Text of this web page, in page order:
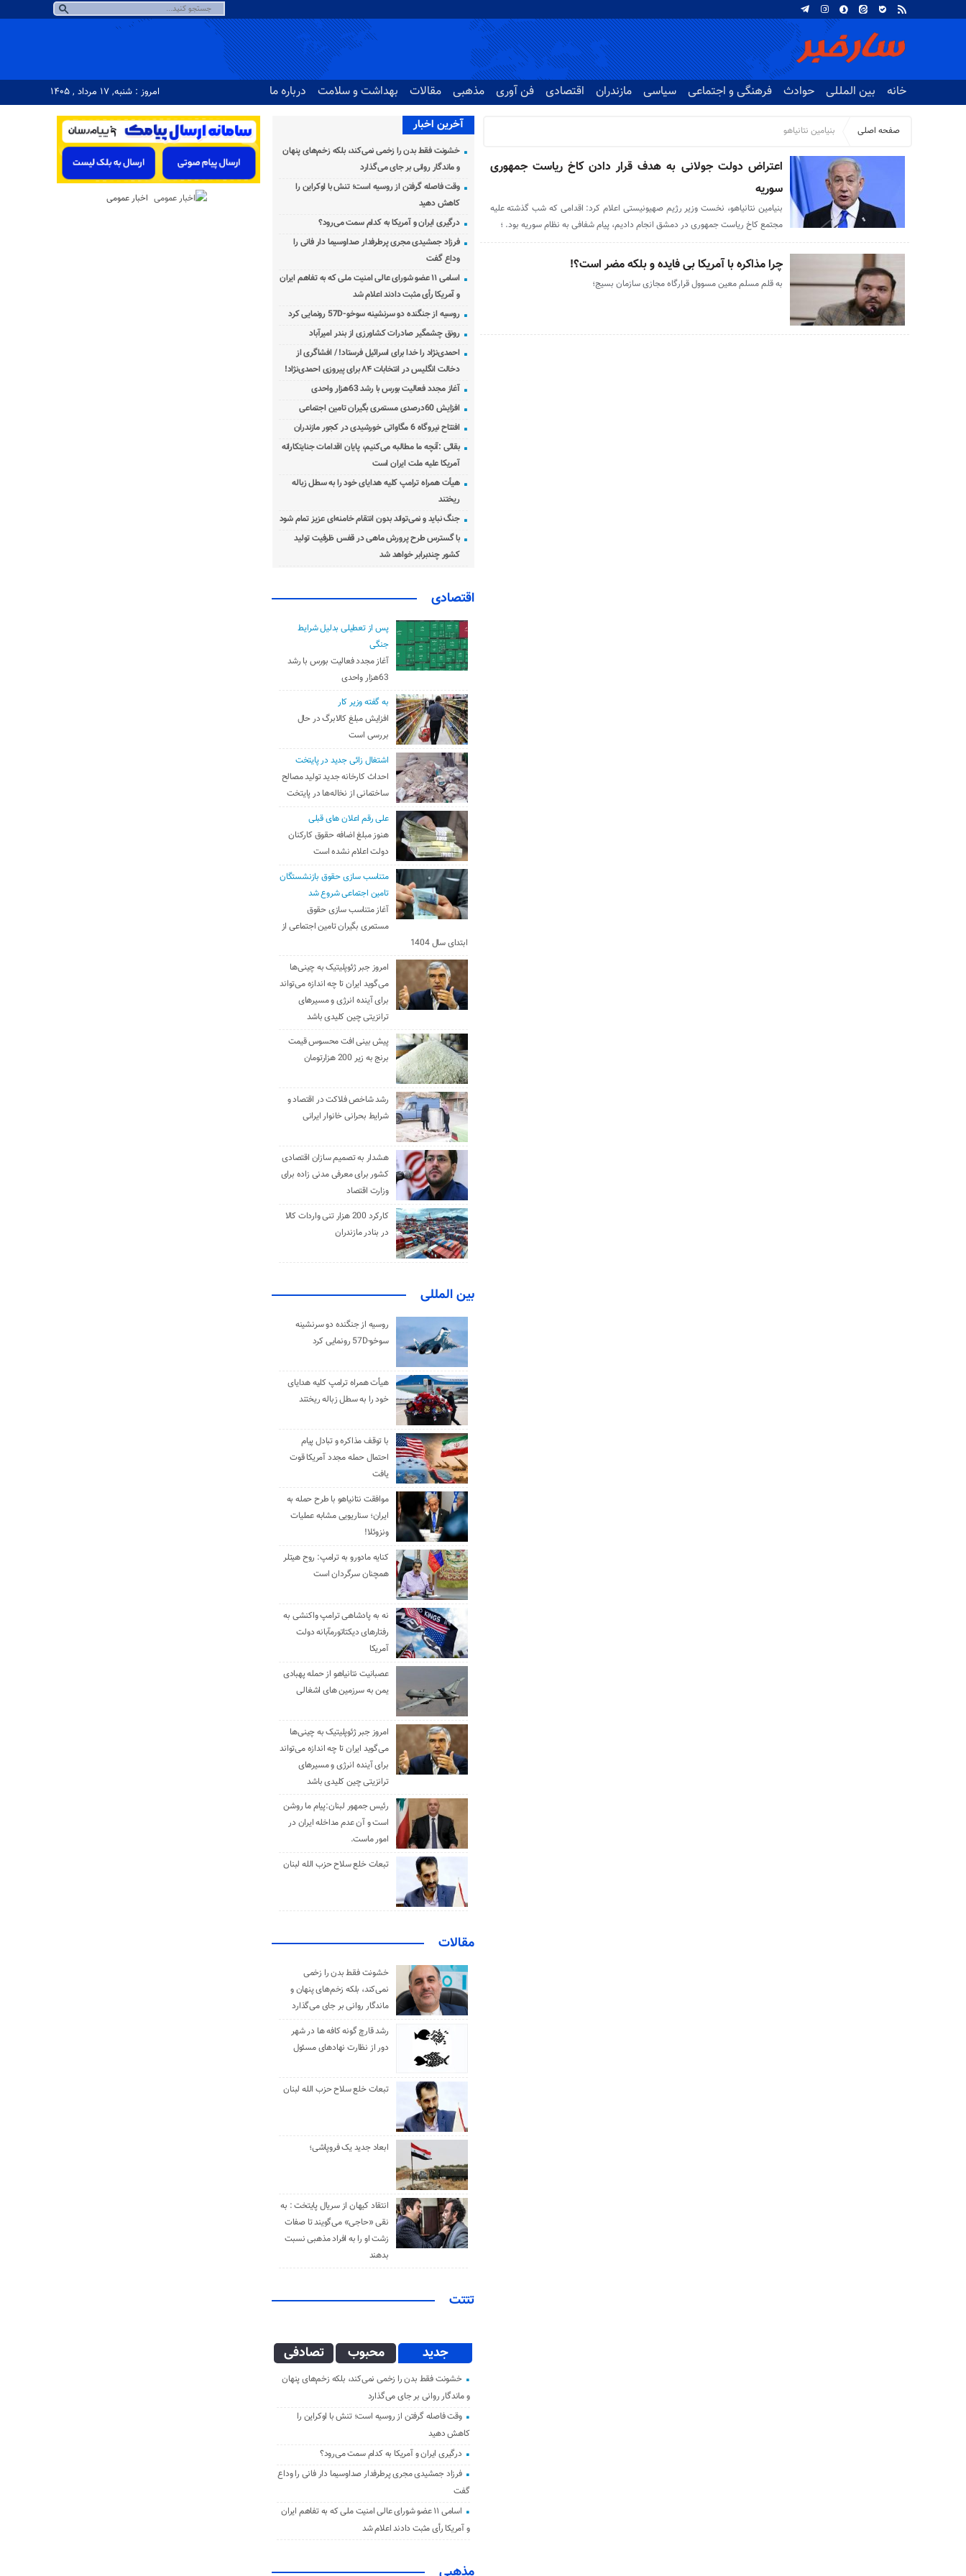
خانه بین المللی حوادث فرهنگی و اجتماعی سیاسی مازندران اقتصادی فن آوری مذهبی مقالات بهداشت و سلامت درباره ما امروز : شنبه, ۱۷ مرداد , ۱۴۰۵
صفحه اصلی بنیامین نتانیاهو
اعتراض دولت جولانی به هدف قرار دادن کاخ ریاست جمهوری
سوریه
بنیامین نتانیاهو، نخست وزیر رژیم صهیونیستی اعلام کرد: اقدامی که شب گذشته علیه
مجتمع کاخ ریاست جمهوری در دمشق انجام دادیم، پیام شفافی به نظام سوریه بود. ؛
چرا مذاکره با آمریکا بی فایده و بلکه مضر است؟!
به قلم مسلم معین مسوول قرارگاه مجازی سازمان بسیج؛
آخرین اخبار
خشونت فقط بدن را زخمی نمی‌کند، بلکه زخم‌های پنهان
و ماندگار روانی بر جای می‌گذارد
وقت فاصله گرفتن از روسیه است؛ تنش با اوکراین را
کاهش دهید
درگیری ایران و آمریکا به کدام سمت می‌رود؟
فرزاد جمشیدی مجری پرطرفدار صداوسیما دار فانی را
وداع گفت
اسامی ۱۱ عضو شورای عالی امنیت ملی که به تفاهم ایران
و آمریکا رأی مثبت دادند اعلام شد
روسیه از جنگنده دو سرنشینه سوخو-57D رونمایی کرد
رونق چشمگیر صادرات کشاورزی از بندر امیرآباد
احمدی‌نژاد را خدا برای اسرائیل فرستاد! / افشاگری از
دخالت انگلیس در انتخابات ۸۴ برای پیروزی احمدی‌نژاد!
آغاز مجدد فعالیت بورس با رشد 63هزار واحدی
افزایش 60درصدی مستمری بگیران تامین اجتماعی
افتتاح نیروگاه 6 مگاواتی خورشیدی در کجور مازندران
بقائی :آنچه ما مطالبه می‌کنیم، پایان اقدامات جنایتکارانه
آمریکا علیه ملت ایران است
هیأت همراه ترامپ کلیه هدایای خود را به سطل زباله
ریختند
جنگ نباید و نمی‌تواند بدون انتقام خامنه‌ای عزیز تمام شود
با گسترس طرح پرورش ماهی در قفس ظرفیت تولید
کشور چندبرابر خواهد شد
اقتصادی
پس از تعطیلی بدلیل شرایط
جنگی
آغاز مجدد فعالیت بورس با رشد
63هزار واحدی
به گفته وزیر کار
افزایش مبلغ کالابرگ در حال
بررسی است
اشتغال زائی جدید در پایتخت
احداث کارخانه جدید تولید مصالح
ساختمانی از نخاله‌ها در پایتخت
علی رقم اعلان های قبلی
هنوز مبلغ اضافه حقوق کارکنان
دولت اعلام نشده است
متناسب سازی حقوق بازنشستگان
تامین اجتماعی شروع شد
آغاز متناسب سازی حقوق
مستمری بگیران تامین اجتماعی از
ابتدای سال 1404
امروز جبر ژئوپلیتیک به چینی‌ها
می‌گوید ایران تا چه اندازه می‌تواند
برای آینده انرژی و مسیرهای
ترانزیتی چین کلیدی باشد
پیش بینی افت محسوس قیمت
برنج به زیر 200 هزارتومان
رشد شاخص فلاکت در اقتصاد و
شرایط بحرانی خانوار ایرانی
هشدار به تصمیم سازان اقتصادی
کشور برای معرفی مدنی زاده برای
وزارت اقتصاد
کارکرد 200 هزار تنی واردات کالا
در بنادر مازندران
بین المللی
روسیه از جنگنده دو سرنشینه
سوخو-57D رونمایی کرد
هیأت همراه ترامپ کلیه هدایای
خود را به سطل زباله ریختند
با توقف مذاکره و تبادل پیام
احتمال حمله مجدد آمریکا قوت
یافت
موافقت نتانیاهو با طرح حمله به
ایران؛ سناریویی مشابه عملیات
ونزوئلا!
کنایه مادورو به ترامپ: روح هیتلر
همچنان سرگردان است
نه به پادشاهی ترامپ واکنشی به
رفتارهای دیکتاتورمآبانه دولت
آمریکا
عصبانیت نتانیاهو از حمله پهبادی
یمن به سرزمین های اشغالی
امروز جبر ژئوپلیتیک به چینی‌ها
می‌گوید ایران تا چه اندازه می‌تواند
برای آینده انرژی و مسیرهای
ترانزیتی چین کلیدی باشد
رئیس جمهور لبنان:پیام ما روشن
است و آن عدم مداخله ایران در
امور ماست.
تبعات خلع سلاح حزب الله لبنان
مقالات
خشونت فقط بدن را زخمی
نمی‌کند، بلکه زخم‌های پنهان و
ماندگار روانی بر جای می‌گذارد
رشد قارچ گونه کافه ها در شهر
دور از نظارت نهادهای مسئول
تبعات خلع سلاح حزب الله لبنان
ابعاد جدید یک فروپاشی؛
انتقاد کیهان از سریال پایتخت : به
نقی «حاجی» می‌گویند تا صفات
زشت او را به افراد مذهبی نسبت
بدهند
تتتت
جدید محبوب تصادفی
خشونت فقط بدن را زخمی نمی‌کند، بلکه زخم‌های پنهان
و ماندگار روانی بر جای می‌گذارد
وقت فاصله گرفتن از روسیه است؛ تنش با اوکراین را
کاهش دهید
درگیری ایران و آمریکا به کدام سمت می‌رود؟
فرزاد جمشیدی مجری پرطرفدار صداوسیما دار فانی را وداع
گفت
اسامی ۱۱ عضو شورای عالی امنیت ملی که به تفاهم ایران
و آمریکا رأی مثبت دادند اعلام شد
مذهبی
اخبار عمومی